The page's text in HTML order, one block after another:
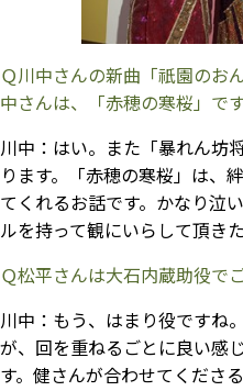
Ｑ川中さんの新曲「祇園のお
中さんは、「赤穂の寒桜」です
川中： はい。また「暴れん坊
ります。「赤穂の寒桜」は、
てくれるお話です。かなり泣
ルを持って観にいらして頂き
Ｑ松平さんは大石内蔵助役で
川中： もう、はまり役ですね
が、回を重ねるごとに良い感
す。健さんが合わせてくださる